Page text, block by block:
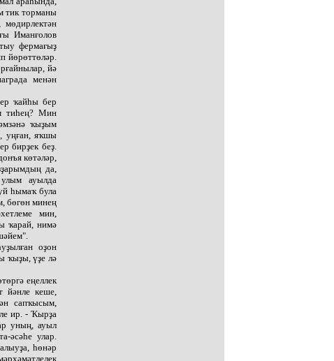
тик торманы
Иманғолов
фермағыҙ
йөрөттөләр.
йә
менән
ҡайһы бер
тиһең? Мин
ҡыҙым
уңған, яҡшы
бирҙек беҙ.
көтәләр,
да,
ауылда
һымаҡ була
бөгөн минең
мин,
ҡарай, нимә
оҙон
ҡыҙы, үҙе лә
еңеллек
йәнле кеше,
сапҡысым,
ир. - Ҡырҙа
уның, ауыл
әсәһе улар.
һөнәр